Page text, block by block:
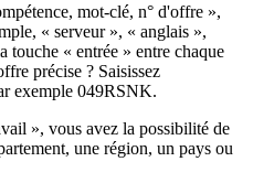
mot-clé, n° d'offre »,
« serveur », « anglais »,
touche « entrée » entre chaque
précise ? Saisissez
exemple 049RSNK.
», vous avez la possibilité de
une région, un pays ou